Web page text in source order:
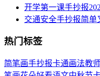
开学第一课手抄报
交通安全手抄报简单
热门标签
简笔画手抄报卡通画法教